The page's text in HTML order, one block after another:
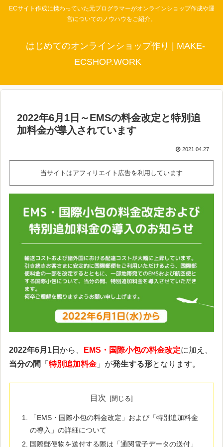
ECサイト作成に携わっていた元プログラマーがオンラインショップ作成や運
営についてのノウハウをご紹介。
はじめてのオンラインショップ作り | MAKE-
ECSHOP.WORK
2022年6月1日～EMSの料金改定と特別追
加料金が導入されています
2021.04.27
当サイトはアフィリエイト広告を利用しています
2022年6月1日から、 EMS・国際小包の料金改定に加え、
当分の間
「特別追加料金 」が発生する形となります。
目次
「EMS・国際小包の料金改定」および「特別追加料金
の導入」の詳細について
国際郵便物を送付する際は「通関電子データの送付」